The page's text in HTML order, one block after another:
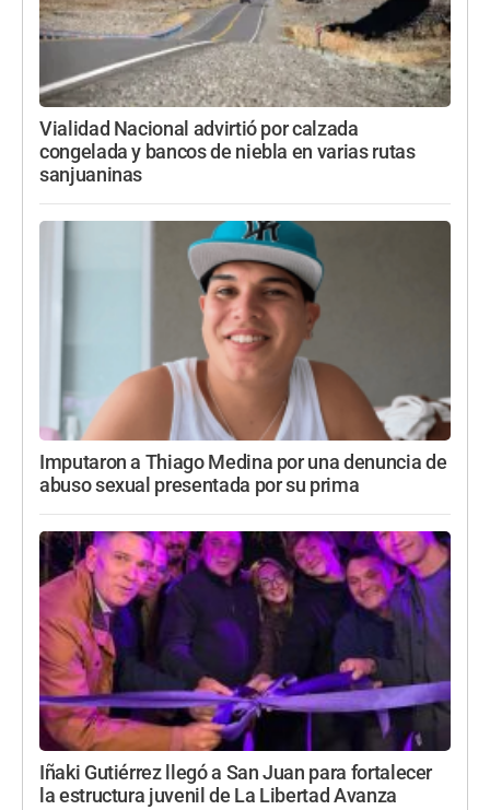
Vialidad Nacional advirtió por calzada
congelada y bancos de niebla en varias rutas
sanjuaninas
Imputaron a Thiago Medina por una denuncia de
abuso sexual presentada por su prima
Iñaki Gutiérrez llegó a San Juan para fortalecer
la estructura juvenil de La Libertad Avanza